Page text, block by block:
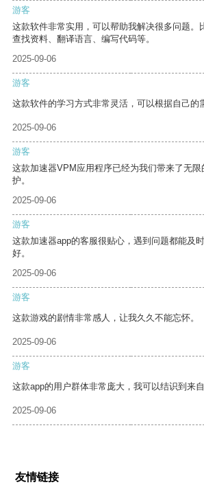
游客
这款软件非常实用，可以帮助我解决很多问题。
查找资料、翻译语言、编写代码等。
2025-09-06
游客
这款软件的学习方式非常灵活，可以根据自己的
2025-09-06
游客
这款加速器VPM应用程序已经为我们带来了无
护。
2025-09-06
游客
这款加速器app的客服很贴心，遇到问题都能及
好。
2025-09-06
游客
这款游戏的剧情非常感人，让我久久不能忘怀。
2025-09-06
游客
这款app的用户群体非常庞大，我可以结识到来
2025-09-06
友情链接